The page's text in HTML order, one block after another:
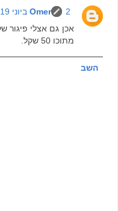
Omer
2 ביוני 2019 בשעה 0:38
מתוכו 50 שקל.
השב